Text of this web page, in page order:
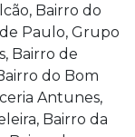
Bairro do
Paulo, Grupo
Bairro de
do Bom
Antunes,
Bairro da